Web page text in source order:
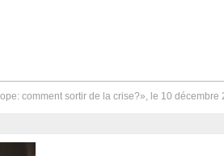
comment sortir de la crise?», le 10